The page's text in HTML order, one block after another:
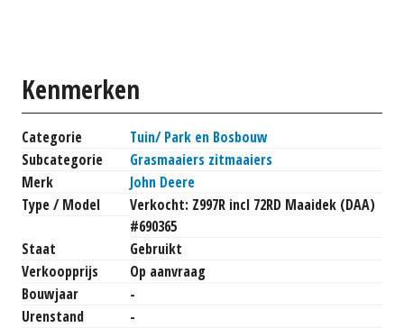
Kenmerken
Categorie
Tuin/ Park en Bosbouw
Subcategorie
Grasmaaiers zitmaaiers
Merk
John Deere
Type / Model
Verkocht: Z997R incl 72RD Maaidek (DAA)
#690365
Staat
Gebruikt
Verkoopprijs
Op aanvraag
Bouwjaar
-
Urenstand
-